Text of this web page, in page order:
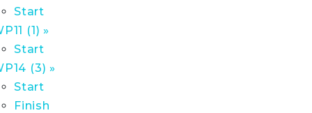
Start
(1) »
Start
(3) »
Start
Finish